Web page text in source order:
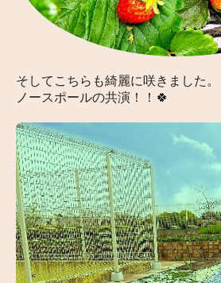
そしてこちらも綺麗に咲きまし
ノースポールの共演！！🍀